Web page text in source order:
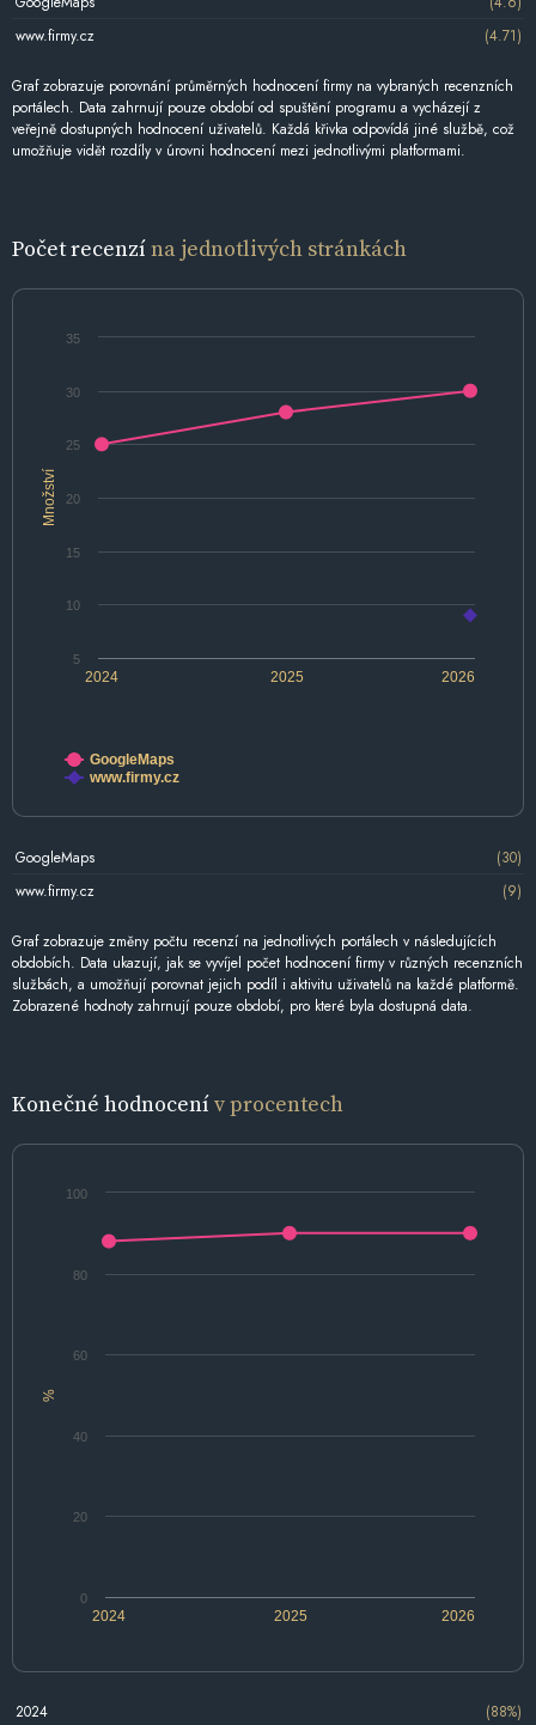
www.firmy.cz
(4.71)
Graf zobrazuje porovnání průměrných hodnocení firmy na vybraných recenzních
portálech. Data zahrnují pouze období od spuštění programu a vycházejí z
veřejně dostupných hodnocení uživatelů. Každá křivka odpovídá jiné službě, což
umožňuje vidět rozdíly v úrovni hodnocení mezi jednotlivými platformami.
Počet recenzína jednotlivých stránkách
Množství
2024 2025 2026
5
10
15
20
25
30
35
GoogleMaps
www.firmy.cz
GoogleMaps
(30)
www.firmy.cz
(9)
Graf zobrazuje změny počtu recenzí na jednotlivých portálech v následujících
obdobích. Data ukazují, jak se vyvíjel počet hodnocení firmy v různých recenzních
službách, a umožňují porovnat jejich podíl i aktivitu uživatelů na každé platformě.
Zobrazené hodnoty zahrnují pouze období, pro které byla dostupná data.
Konečné hodnocenív procentech
%
2024 2025 2026
0
20
40
60
80
100
2024
(88%)